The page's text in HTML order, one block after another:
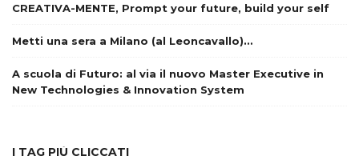
CREATIVA-MENTE, Prompt your future, build your self
Metti una sera a Milano (al Leoncavallo)…
A scuola di Futuro: al via il nuovo Master Executive in
New Technologies & Innovation System
I TAG PIÙ CLICCATI